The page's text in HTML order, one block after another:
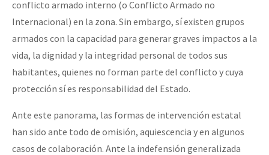
conflicto armado interno (o Conflicto Armado no
Internacional) en la zona. Sin embargo, sí existen grupos
armados con la capacidad para generar graves impactos a la
vida, la dignidad y la integridad personal de todos sus
habitantes, quienes no forman parte del conflicto y cuya
protección sí es responsabilidad del Estado.
Ante este panorama, las formas de intervención estatal
han sido ante todo de omisión, aquiescencia y en algunos
casos de colaboración. Ante la indefensión generalizada